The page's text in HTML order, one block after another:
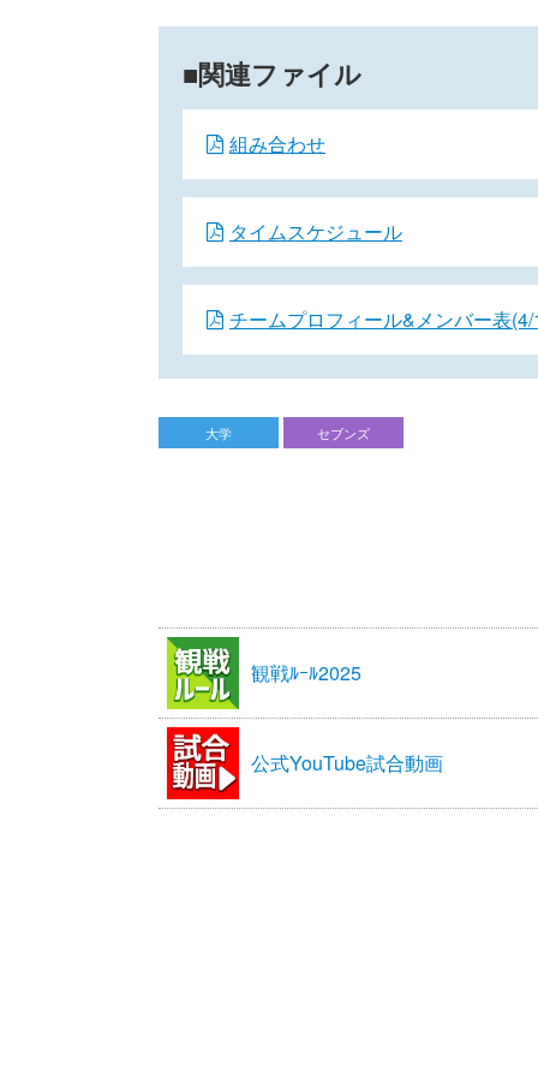
関連ファイル
組み合わせ
タイムスケジュール
チームプロフィール&メンバー表
大学 セブンズ
観戦ﾙｰﾙ2025
公式YouTube試合動画